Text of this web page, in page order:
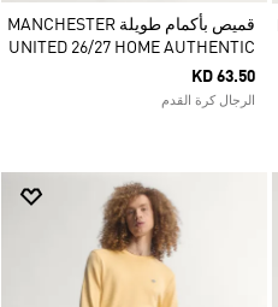
قميص بأكمام طويلة MANCHESTER
UNITED 26/27 HOME AUTHENTIC
KD 63.50
الرجال كرة القدم